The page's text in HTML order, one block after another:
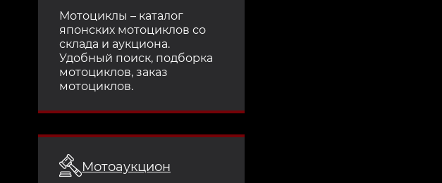
Мотоциклы – каталог
японских мотоциклов со
склада и аукциона.
Удобный поиск, подборка
мотоциклов, заказ
мотоциклов.
Мотоаукцион